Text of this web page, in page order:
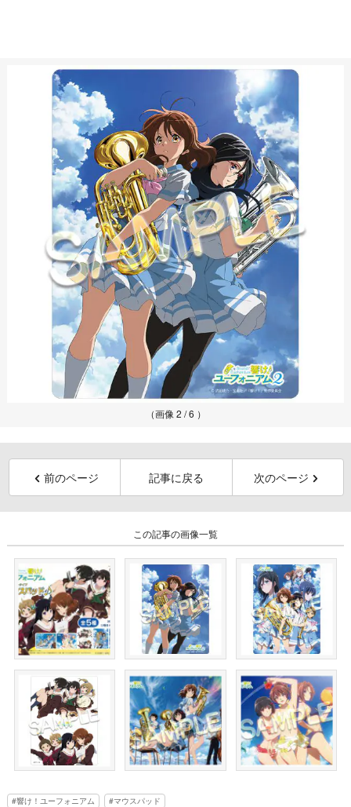
（画像 2 / 6 ）
前のページ 記事に戻る 次のページ
この記事の画像一覧
響け！ユーフォニアム
マウスパッド